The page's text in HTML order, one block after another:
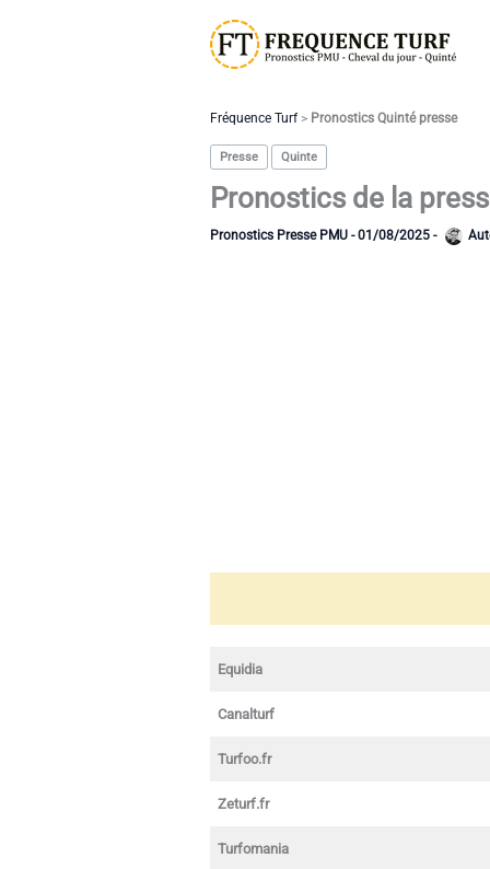
Fréquence Turf> Pronostics Quinté presse
Presse Quinte
Pronostics de la
Pronostics Presse PMU -01/08/2025 -
Equidia
Canalturf
Turfoo.fr
Zeturf.fr
Turfomania